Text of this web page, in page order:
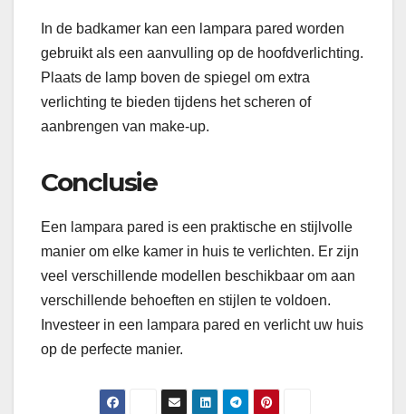
In de badkamer kan een lampara pared worden
gebruikt als een aanvulling op de hoofdverlichting.
Plaats de lamp boven de spiegel om extra
verlichting te bieden tijdens het scheren of
aanbrengen van make-up.
Conclusie
Een lampara pared is een praktische en stijlvolle
manier om elke kamer in huis te verlichten. Er zijn
veel verschillende modellen beschikbaar om aan
verschillende behoeften en stijlen te voldoen.
Investeer in een lampara pared en verlicht uw huis
op de perfecte manier.